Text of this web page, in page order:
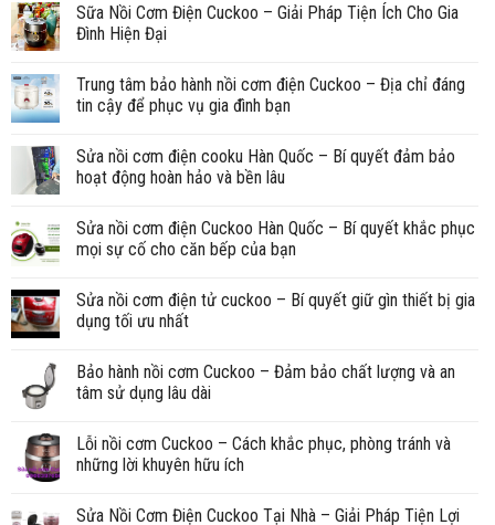
Sữa Nồi Cơm Điện Cuckoo – Giải Pháp Tiện Ích Cho Gia
Đình Hiện Đại
Trung tâm bảo hành nồi cơm điện Cuckoo – Địa chỉ đáng
tin cậy để phục vụ gia đình bạn
Sửa nồi cơm điện cooku Hàn Quốc – Bí quyết đảm bảo
hoạt động hoàn hảo và bền lâu
Sửa nồi cơm điện Cuckoo Hàn Quốc – Bí quyết khắc phục
mọi sự cố cho căn bếp của bạn
Sửa nồi cơm điện tử cuckoo – Bí quyết giữ gìn thiết bị gia
dụng tối ưu nhất
Bảo hành nồi cơm Cuckoo – Đảm bảo chất lượng và an
tâm sử dụng lâu dài
Lỗi nồi cơm Cuckoo – Cách khắc phục, phòng tránh và
những lời khuyên hữu ích
Sửa Nồi Cơm Điện Cuckoo Tại Nhà – Giải Pháp Tiện Lợi